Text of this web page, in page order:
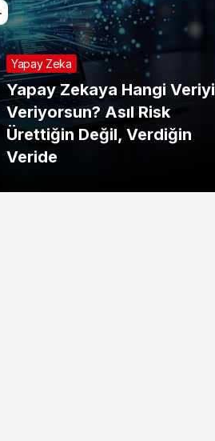
Yapay Zeka
Yapay Zekaya Hangi Veriyi
Veriyorsun? Asıl Risk
Ürettiğin Değil, Verdiğin
Veride